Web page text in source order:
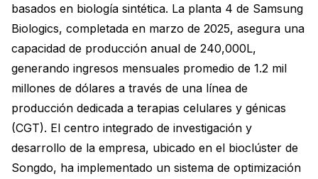
basados en biología sintética. La planta 4 de Samsung
Biologics, completada en marzo de 2025, asegura una
capacidad de producción anual de 240,000L,
generando ingresos mensuales promedio de 1.2 mil
millones de dólares a través de una línea de
producción dedicada a terapias celulares y génicas
(CGT). El centro integrado de investigación y
desarrollo de la empresa, ubicado en el bioclúster de
Songdo, ha implementado un sistema de optimización